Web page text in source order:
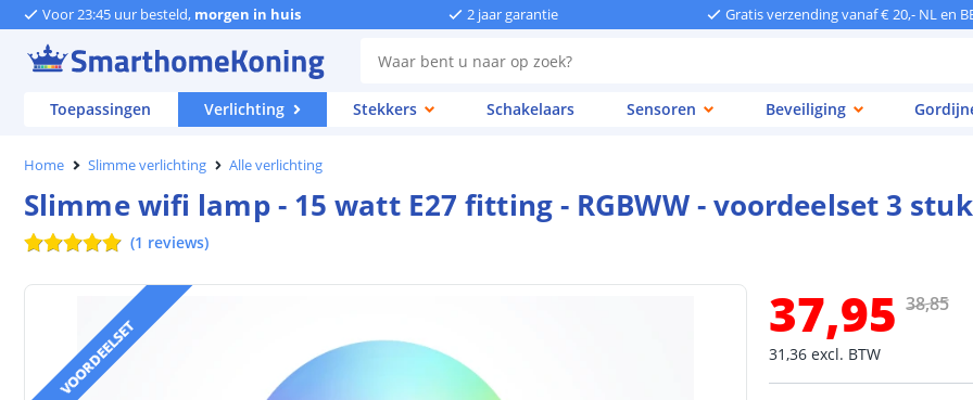
Voor 23:45 uur besteld, morgen in huis 2 jaar garantie Gratis verzending vanaf € 20,- NL en
Toepassingen Verlichting Stekkers Schakelaars Sensoren Beveiliging
Home Slimme verlichting Alle verlichting
Slimme wifi lamp - 15 watt E27 fitting - RGBWW - voordeelset 3
(1 reviews)
VOORDEELSET
37,95
31,36 excl. BTW
38,85